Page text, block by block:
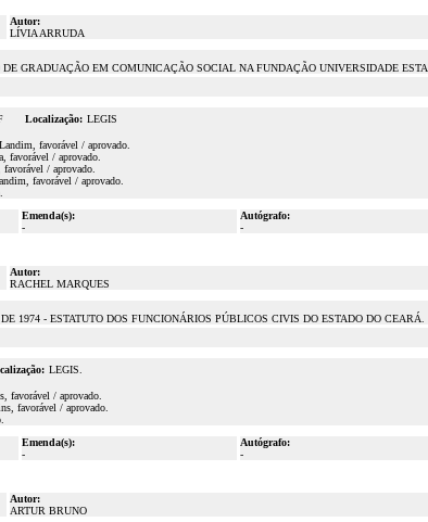
Autor:
LÍVIA ARRUDA
GRADUAÇÃO EM COMUNICAÇÃO SOCIAL NA FUNDAÇÃO UNIVERSIDADE
Localização: LEGIS
favorável / aprovado.
favorável / aprovado.
/ aprovado.
favorável / aprovado.
Emenda(s):
-
Autógrafo:
-
Autor:
RACHEL MARQUES
1974 - ESTATUTO DOS FUNCIONÁRIOS PÚBLICOS CIVIS DO ESTADO DO CEARÁ.
LEGIS.
favorável / aprovado.
favorável / aprovado.
Emenda(s):
-
Autógrafo:
-
Autor:
ARTUR BRUNO